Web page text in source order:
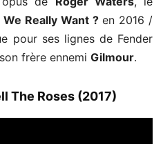
We Really Want ?en 2016 /
pour ses lignes de Fender
frère ennemi Gilmour.
The Roses (2017)